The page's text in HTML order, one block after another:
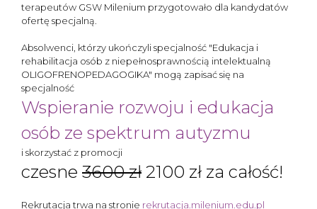
terapeutów GSW Milenium przygotowało dla kandydatów
ofertę specjalną.
Absolwenci, którzy ukończyli specjalność "Edukacja i
rehabilitacja osób z niepełnosprawnością intelektualną
OLIGOFRENOPEDAGOGIKA" mogą zapisać się na
specjalność
Wspieranie rozwoju i edukacja
osób ze spektrum autyzmu
i skorzystać z promocji
czesne 3600 zł 2100 zł za całość!
Rekrutacja trwa na stronie rekrutacja.milenium.edu.pl